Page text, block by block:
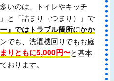
いのは、トイレやキッチ
と「詰まり（つまり）」で
』ではトラブル箇所にかか
でも、洗濯機回りでもお庭
りともに5,000円〜と基本
おります。